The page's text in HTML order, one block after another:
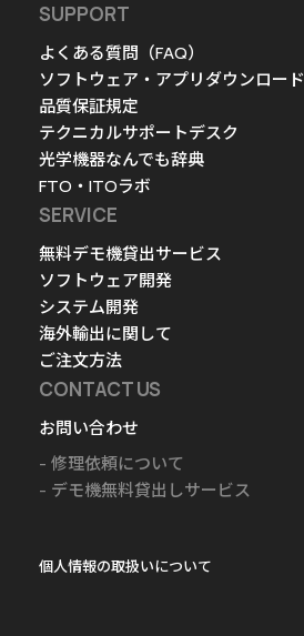
SUPPORT
よくある質問（FAQ）
ソフトウェア・アプリダウンロード
品質保証規定
テクニカルサポートデスク
光学機器なんでも辞典
FTO・ITOラボ
SERVICE
無料デモ機貸出サービス
ソフトウェア開発
システム開発
海外輸出に関して
ご注文方法
CONTACT US
お問い合わせ
修理依頼について
デモ機無料貸出しサービス
個人情報の取扱いについて